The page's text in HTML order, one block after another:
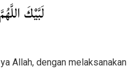
لَبَّيْكَ
Allah, dengan melaksanakan